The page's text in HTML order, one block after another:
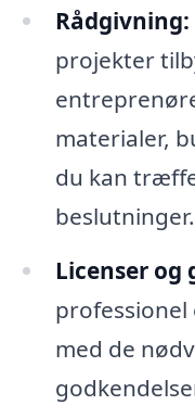
Rådgivning:
projekter
materialer,
du kan
beslutninger.
Licenser og
med de